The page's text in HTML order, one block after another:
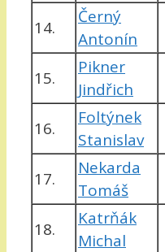
14.
Černý
Antonín
15.
Pikner
Jindřich
16.
Foltýnek
Stanislav
17.
Nekarda
Tomáš
18.
Katrňák
Michal